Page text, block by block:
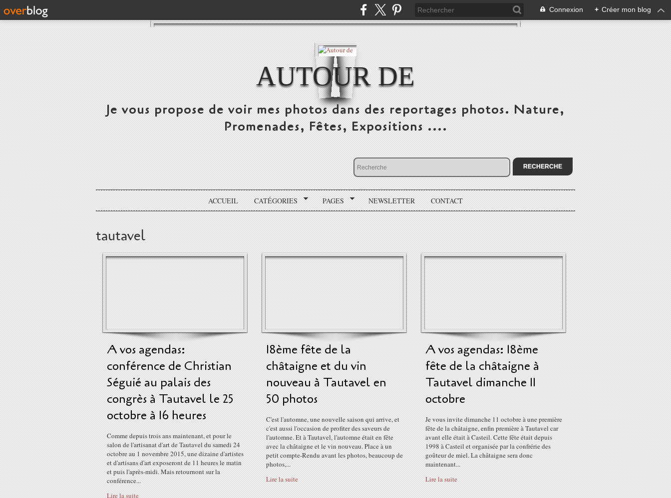
Connexion + Créer mon blog
AUTOUR DE
Je vous propose de voir mes photos dans des reportages photos. Nature,
Promenades, Fêtes, Expositions ....
ACCUEIL CATÉGORIES PAGES NEWSLETTER CONTACT
tautavel
A vos agendas:
conférence de Christian
Séguié au palais des
congrès à Tautavel le 25
octobre à 16 heures
Comme depuis trois ans maintenant, et pour le
salon de l'artisanat d'art de Tautavel du samedi 24
octobre au 1 novembre 2015, une dizaine d'artistes
et d'artisans d'art exposeront de 11 heures le matin
et puis l'après-midi. Mais retournont sur la
conférence...
Lire la suite
18ème fête de la
châtaigne et du vin
nouveau à Tautavel en
50 photos
C'est l'automne, une nouvelle saison qui arrive, et
c'est aussi l'occasion de profiter des saveurs de
l'automne. Et à Tautavel, l'automne était en fête
avec la châtaigne et le vin nouveau. Place à un
petit compte-Rendu avant les photos, beaucoup de
photos,...
Lire la suite
A vos agendas: 18ème
fête de la châtaigne à
Tautavel dimanche 11
octobre
Je vous invite dimanche 11 octobre à une première
fête de la châtaigne, enfin première à Tautavel car
avant elle était à Casteil. Cette fête était depuis
1998 à Casteil et organisée par la confrérie des
goûteur de miel. La châtaigne sera donc
maintenant...
Lire la suite